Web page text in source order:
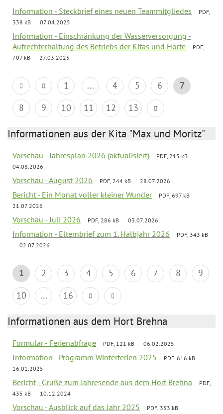
Information - Steckbrief eines neuen Teammitgliedes
PDF,
338 kB
07.04.2025
Information - Einschränkung der Wasserversorgung -
Aufrechterhaltung des Betriebs der Kitas und Horte
PDF,
707 kB
27.03.2025
1 ... 4 5 6
7
8
9 10 11 12 13
Informationen aus der Kita "Max und Moritz"
Vorschau - Jahresplan 2026 (aktualisiert)
PDF, 215 kB
04.08.2026
Vorschau - August 2026 PDF, 244 kB 28.07.2026
Bericht - Ein Monat voller kleiner Wunder
PDF, 697 kB
21.07.2026
Vorschau - Juli 2026 PDF, 286 kB 03.07.2026
Information - Elternbrief zum 1. Halbjahr 2026
PDF, 343 kB
02.07.2026
1 2 3 4 5 6 7 8
9
10
... 16
Informationen aus dem Hort Brehna
Formular - Ferienabfrage PDF, 121 kB 06.02.2025
Information - Programm Winterferien 2025
PDF, 616 kB
16.01.2025
Bericht - Grüße zum Jahresende aus dem Hort Brehna
PDF,
435 kB
10.12.2024
Vorschau - Ausblick auf das Jahr 2025
PDF, 353 kB